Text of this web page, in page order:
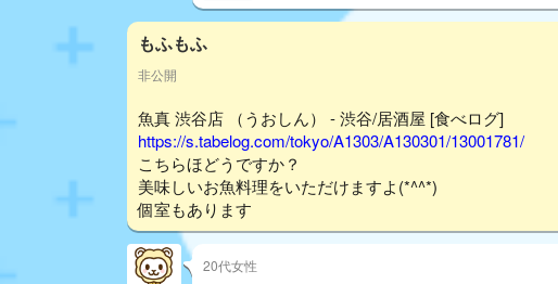
もふもふ
非公開
魚真 渋谷店 （うおしん） - 渋谷/居酒屋 [食べログ]
https://s.tabelog.com/tokyo/A1303/A130301/13001781/
こちらほどうですか？
美味しいお魚料理をいただけますよ(*^^*)
個室もあります
20代女性